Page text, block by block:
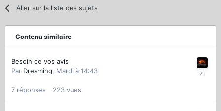
Aller sur la liste des sujets
Contenu similaire
Besoin de vos avis
Par Dreaming, Mardi à 14:43
7 réponses 223 vues